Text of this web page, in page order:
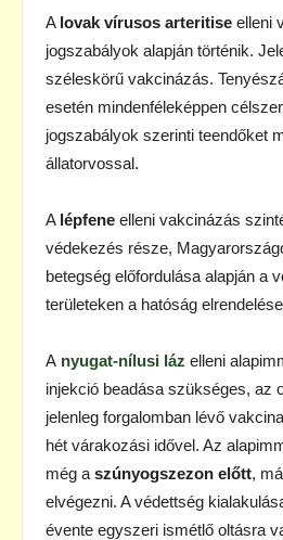
A lovak vírusos arteritise elleni
jogszabályok alapján történik.
széleskörű vakcinázás.
esetén mindenféleképpen
jogszabályok szerinti teendőket
állatorvossal.
A lépfene elleni vakcinázás
védekezés része,
betegség előfordulása alapján a
területeken a hatóság
A nyugat-nílusi láz elleni
injekció beadása szükséges, az
jelenleg forgalomban lévő
hét várakozási idővel. Az
még a szúnyogszezon előtt,
elvégezni. A védettség
évente egyszeri ismétlő oltásra